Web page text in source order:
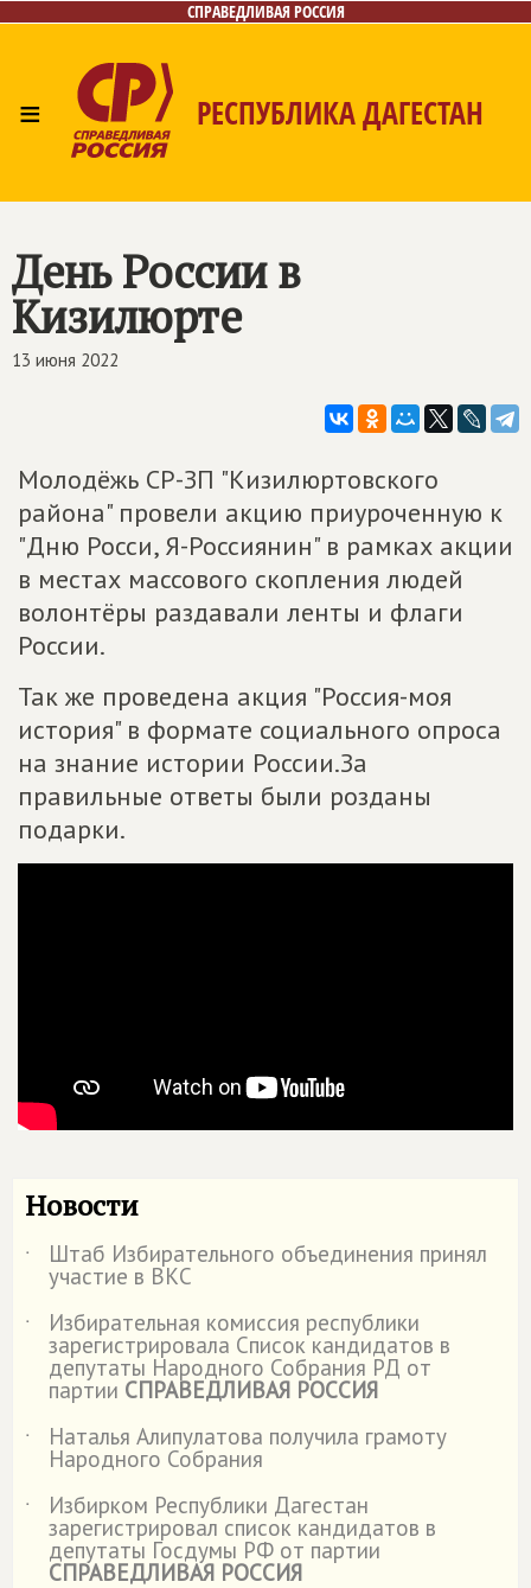
СПРАВЕДЛИВАЯ РОССИЯ
≡ РЕСПУБЛИКА ДАГЕСТАН
День России в
Кизилюрте
13 июня 2022
Молодёжь СР-ЗП "Кизилюртовского
района" провели акцию приуроченную к
"Дню Росси, Я-Россиянин" в рамках акции
в местах массового скопления людей
волонтёры раздавали ленты и флаги
России.
Так же проведена акция "Россия-моя
история" в формате социального опроса
на знание истории России.За
правильные ответы были розданы
подарки.
Новости
˙ Штаб Избирательного объединения принял
участие в ВКС
˙
Избирательная комиссия республики
зарегистрировала Список кандидатов в
депутаты Народного Собрания РД от
партии СПРАВЕДЛИВАЯ РОССИЯ
˙
Наталья Алипулатова получила грамоту
Народного Собрания
˙
Избирком Республики Дагестан
зарегистрировал список кандидатов в
депутаты Госдумы РФ от партии
СПРАВЕДЛИВАЯ РОССИЯ